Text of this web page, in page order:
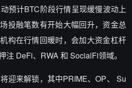
预计BTC阶段行情呈现缓慢波动上
投融笔数有开始大幅回升，资金总
构在行情回暖时，会加大资金杠杆
注 DeFi、RWA 和 SocialFi领域。
迎来解锁，其中PRIME、OP、 Su